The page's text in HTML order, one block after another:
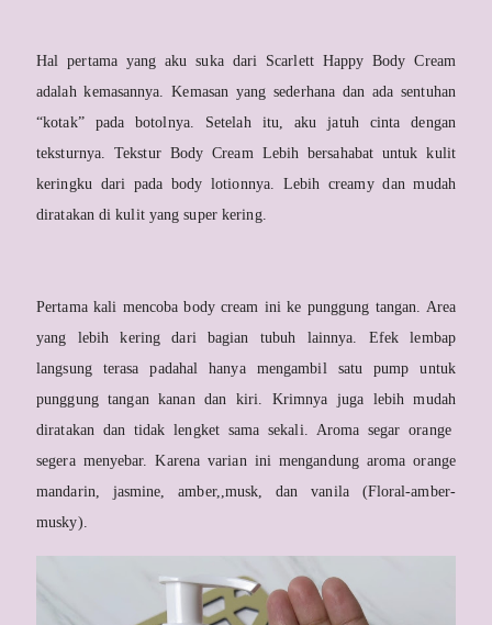
Hal pertama yang aku suka dari Scarlett Happy Body Cream
adalah kemasannya. Kemasan yang sederhana dan ada sentuhan
“kotak” pada botolnya. Setelah itu, aku jatuh cinta dengan
teksturnya. Tekstur Body Cream Lebih bersahabat untuk kulit
keringku dari pada body lotionnya. Lebih creamy dan mudah
diratakan di kulit yang super kering.
Pertama kali mencoba body cream ini ke punggung tangan. Area
yang lebih kering dari bagian tubuh lainnya. Efek lembap
langsung terasa padahal hanya mengambil satu pump untuk
punggung tangan kanan dan kiri. Krimnya juga lebih mudah
diratakan dan tidak lengket sama sekali. Aroma segar orange
segera menyebar. Karena varian ini mengandung aroma orange
mandarin, jasmine, amber,,musk, dan vanila (Floral-amber-
musky).